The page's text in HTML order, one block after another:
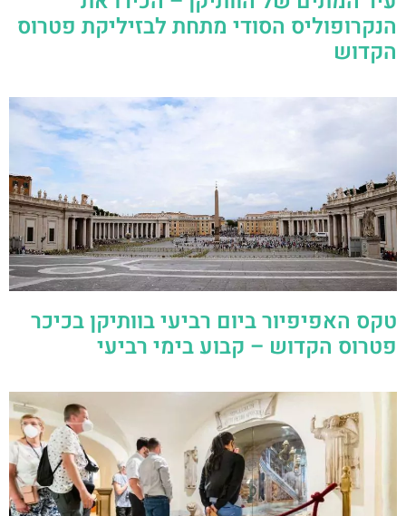
הנקרופוליס הסודי מתחת לבזיליקת פטרוס
הקדוש
טקס האפיפיור ביום רביעי בוותיקן בכיכר
פטרוס הקדוש – קבוע בימי רביעי